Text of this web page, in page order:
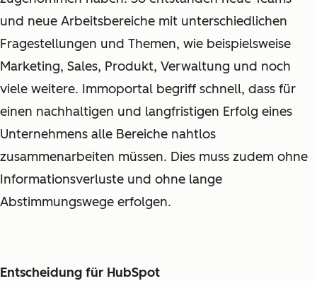
und neue Arbeitsbereiche mit unterschiedlichen
Fragestellungen und Themen, wie beispielsweise
Marketing, Sales, Produkt, Verwaltung und noch
viele weitere. Immoportal begriff schnell, dass für
einen nachhaltigen und langfristigen Erfolg eines
Unternehmens alle Bereiche nahtlos
zusammenarbeiten müssen. Dies muss zudem ohne
Informationsverluste und ohne lange
Abstimmungswege erfolgen.
Entscheidung für HubSpot